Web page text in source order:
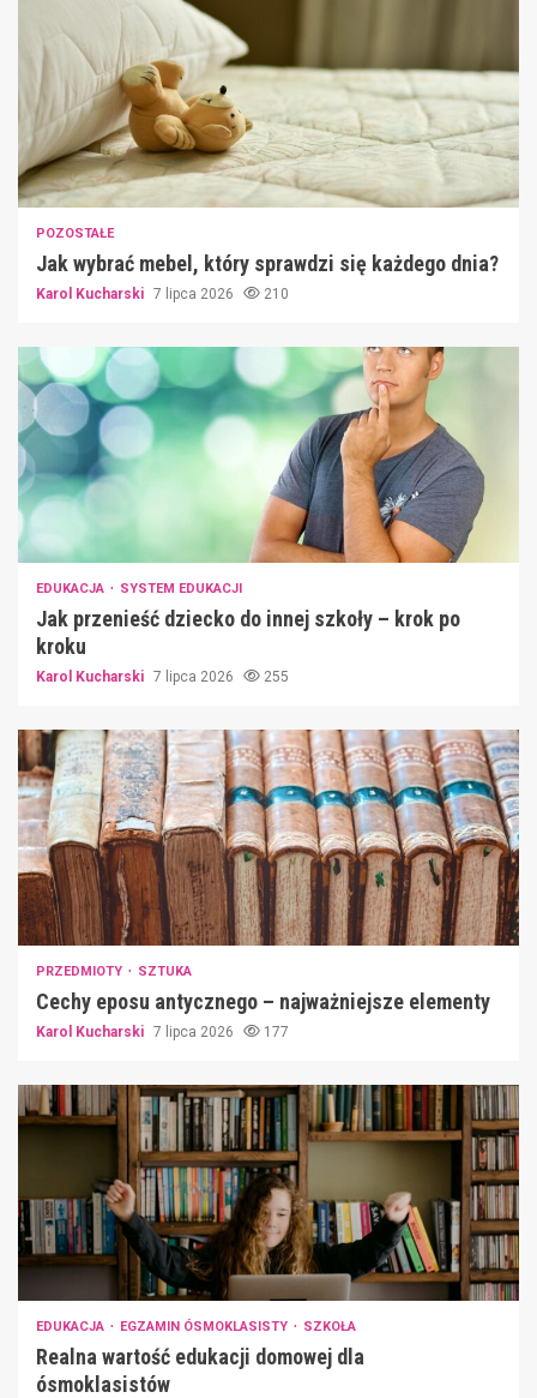
POZOSTAŁE
Jak wybrać mebel, który sprawdzi się każdego dnia?
Karol Kucharski 7 lipca 2026 210
EDUKACJA SYSTEM EDUKACJI
Jak przenieść dziecko do innej szkoły – krok po
kroku
Karol Kucharski 7 lipca 2026 255
PRZEDMIOTY SZTUKA
Cechy eposu antycznego – najważniejsze elementy
Karol Kucharski 7 lipca 2026 177
EDUKACJA EGZAMIN ÓSMOKLASISTY SZKOŁA
Realna wartość edukacji domowej dla
ósmoklasistów